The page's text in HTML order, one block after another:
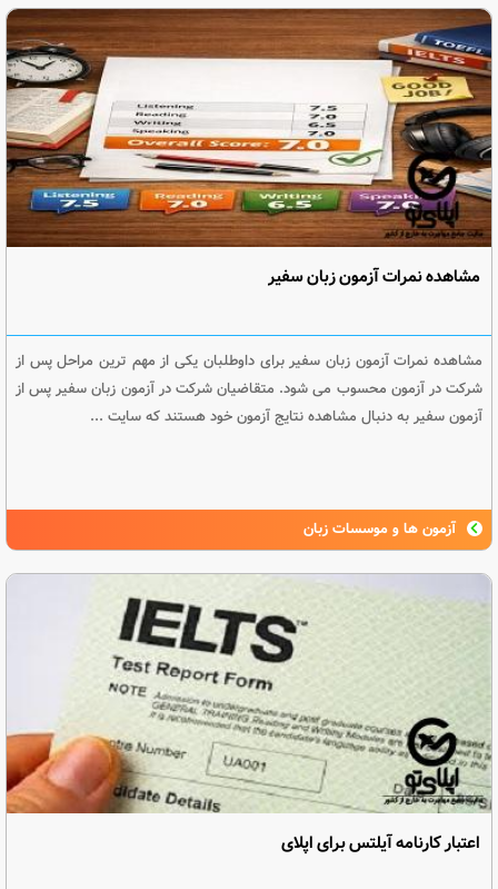
مشاهده نمرات آزمون زبان سفیر
مشاهده نمرات آزمون زبان سفیر برای داوطلبان یکی از مهم ترین مراحل پس از
شرکت در آزمون محسوب می شود. متقاضیان شرکت در آزمون زبان سفیر پس از
آزمون سفیر به دنبال مشاهده نتایج آزمون خود هستند که سایت ...
آزمون ها و موسسات زبان
اعتبار کارنامه آیلتس برای اپلای